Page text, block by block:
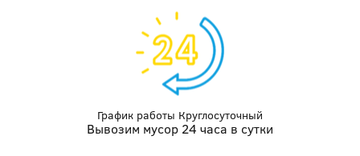
График работы Круглосуточный
Вывозим мусор 24 часа в сутки